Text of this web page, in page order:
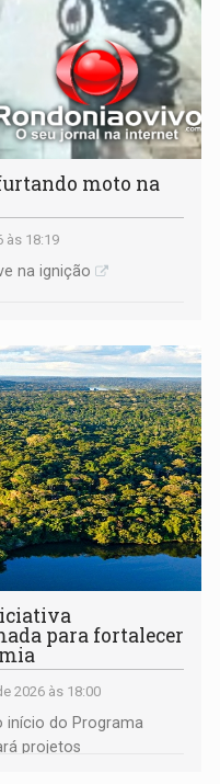
moto na
às 18:19
na ignição
para fortalecer
2026 às 18:00
início do Programa
projetos